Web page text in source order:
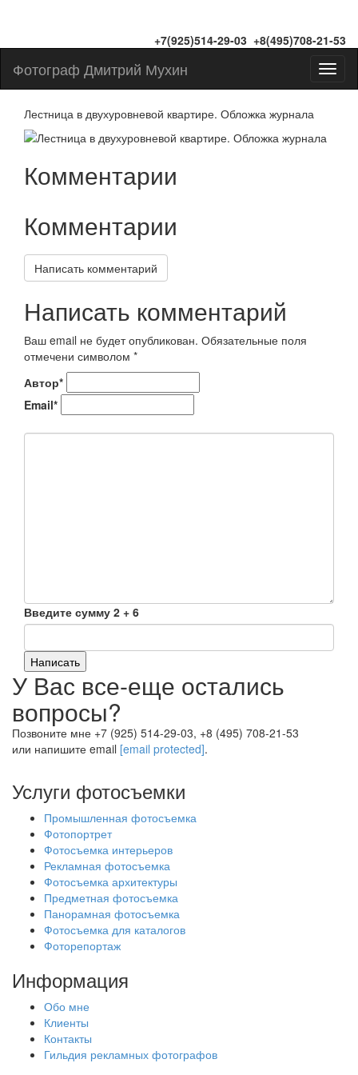
+7(925)514-29-03 +8(495)708-21-53
Фотограф Дмитрий Мухин
Лестница в двухуровневой квартире. Обложка журнала
Комментарии
Комментарии
Написать комментарий
Написать комментарий
Ваш email не будет опубликован. Обязательные поля
отмечени символом *
Автор*
Email*
Введите сумму 2 + 6
Написать
У Вас все-еще остались
вопросы?
Позвоните мне +7 (925) 514-29-03, +8 (495) 708-21-53
или напишите email [email protected].
Услуги фотосъемки
Промышленная фотосъемка
Фотопортрет
Фотосъемка интерьеров
Рекламная фотосъемка
Фотосъемка архитектуры
Предметная фотосъемка
Панорамная фотосъемка
Фотосъемка для каталогов
Фоторепортаж
Информация
Обо мне
Клиенты
Контакты
Гильдия рекламных фотографов